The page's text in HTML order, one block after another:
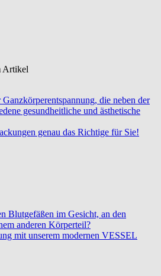
Artikel
die neben der
gesundheitliche und ästhetische
genau das Richtige für Sie!
Blutgefäßen im Gesicht, an den
anderen Körperteil?
mit unserem modernen VESSEL